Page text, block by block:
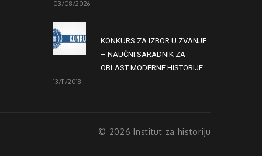
03/08/2026
KONKURS ZA IZBOR U ZVANJE
– NAUČNI SARADNIK ZA
OBLAST MODERNE HISTORIJE
13/11/2018
© 2026 Institut za historiju